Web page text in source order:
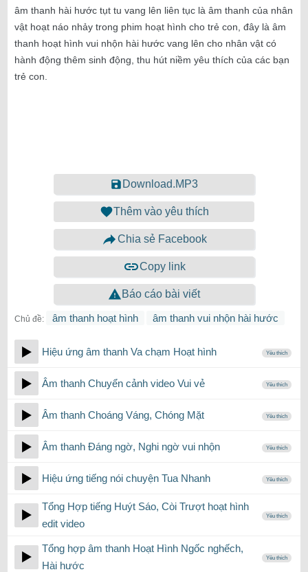
âm thanh hài hước tụt tu vang lên liên tục là âm thanh của nhân
vật hoạt náo nhảy trong phim hoạt hình cho trẻ con, đây là âm
thanh hoạt hình vui nhộn hài hước vang lên cho nhân vật có
hành động thêm sinh động, thu hút niềm yêu thích của các bạn
trẻ con.
Download.MP3
Thêm vào yêu thích
Chia sẻ Facebook
Copy link
Báo cáo bài viết
Chủ đề: âm thanh hoạt hình âm thanh vui nhộn hài hước
Hiệu ứng âm thanh Va chạm Hoạt hình Yêu thích
Âm thanh Chuyển cảnh video Vui vẻ Yêu thích
Âm thanh Choáng Váng, Chóng Mặt Yêu thích
Âm thanh Đáng ngờ, Nghi ngờ vui nhộn Yêu thích
Hiệu ứng tiếng nói chuyện Tua Nhanh Yêu thích
Tổng Hợp tiếng Huýt Sáo, Còi Trượt hoạt hình
edit video
Yêu thích
Tổng hợp âm thanh Hoạt Hình Ngốc nghếch,
Hài hước
Yêu thích